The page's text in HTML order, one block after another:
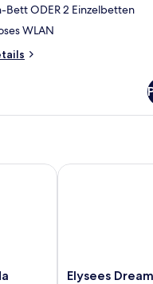
Bett ODER 2 Einzelbetten
WLAN
Elysees
Elysees
Elysees Dream